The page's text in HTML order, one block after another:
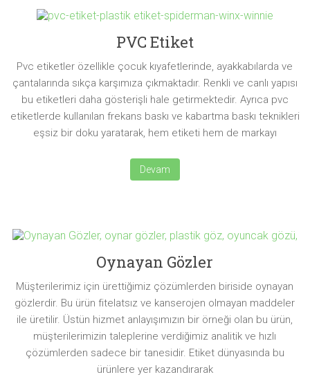
PVC Etiket
Pvc etiketler özellikle çocuk kıyafetlerinde, ayakkabılarda ve
çantalarında sıkça karşımıza çıkmaktadır. Renkli ve canlı yapısı
bu etiketleri daha gösterişli hale getirmektedir. Ayrıca pvc
etiketlerde kullanılan frekans baskı ve kabartma baskı teknikleri
eşsiz bir doku yaratarak, hem etiketi hem de markayı
Devam
Oynayan Gözler
Müşterilerimiz için ürettiğimiz çözümlerden biriside oynayan
gözlerdir. Bu ürün fitelatsız ve kanserojen olmayan maddeler
ile üretilir. Üstün hizmet anlayışımızın bir örneği olan bu ürün,
müşterilerimizin taleplerine verdiğimiz analitik ve hızlı
çözümlerden sadece bir tanesidir. Etiket dünyasında bu
ürünlere yer kazandırarak